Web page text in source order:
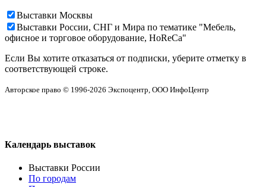
Выставки Москвы
Выставки России, СНГ и Мира по тематике "Мебель,
офисное и торговое оборудование, HoReCa"
Если Вы хотите отказаться от подписки, уберите отметку в
соответствующей строке.
Авторское право © 1996-2026 Экспоцентр, ООО ИнфоЦентр
Календарь выставок
Выставки России
По городам